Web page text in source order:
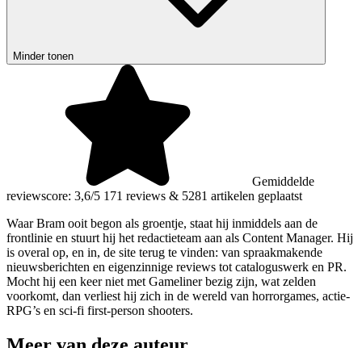
Minder tonen
Gemiddelde
reviewscore: 3,6/5 171 reviews & 5281 artikelen geplaatst
Waar Bram ooit begon als groentje, staat hij inmiddels aan de
frontlinie en stuurt hij het redactieteam aan als Content Manager. Hij
is overal op, en in, de site terug te vinden: van spraakmakende
nieuwsberichten en eigenzinnige reviews tot cataloguswerk en PR.
Mocht hij een keer niet met Gameliner bezig zijn, wat zelden
voorkomt, dan verliest hij zich in de wereld van horrorgames, actie-
RPG’s en sci-fi first-person shooters.